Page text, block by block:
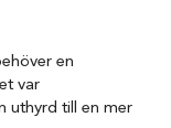
en
var
uthyrd till en mer